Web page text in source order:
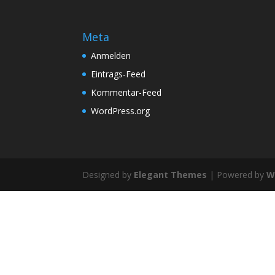
Meta
Anmelden
Eintrags-Feed
Kommentar-Feed
WordPress.org
Designed by Elegant Themes | Powered by